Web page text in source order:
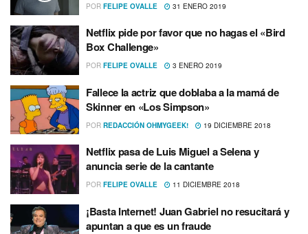
POR FELIPE OVALLE 31 ENERO 2019
Netflix pide por favor que no hagas el «Bird
Box Challenge»
POR FELIPE OVALLE 3 ENERO 2019
Fallece la actriz que doblaba a la mamá de
Skinner en «Los Simpson»
POR REDACCIÓN OHMYGEEK! 19 DICIEMBRE 2018
Netflix pasa de Luis Miguel a Selena y
anuncia serie de la cantante
POR FELIPE OVALLE 11 DICIEMBRE 2018
¡Basta Internet! Juan Gabriel no resucitará y
apuntan a que es un fraude